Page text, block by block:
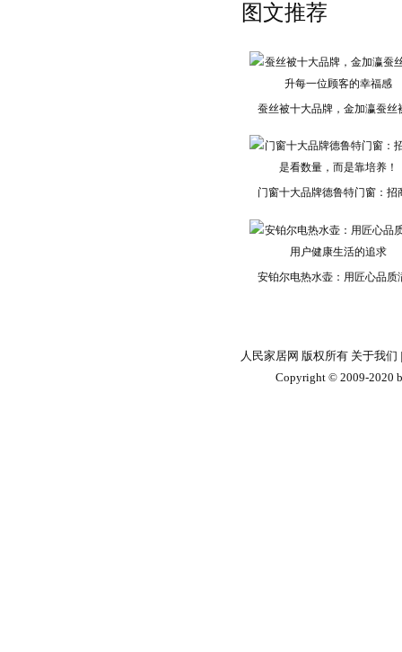
图文推荐
蚕丝被十大品牌，金加瀛蚕丝
门窗十大品牌德鲁特门窗：招
安铂尔电热水壶：用匠心品质
人民家居网 版权所有 关于我们 |
Copyright © 2009-2020